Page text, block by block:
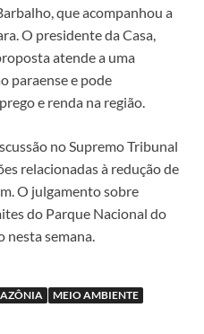
que acompanhou a
O presidente da Casa,
atende a uma
paraense e pode
e renda na região.
no Supremo Tribunal
relacionadas à redução de
O julgamento sobre
do Parque Nacional do
nesta semana.
MEIO AMBIENTE